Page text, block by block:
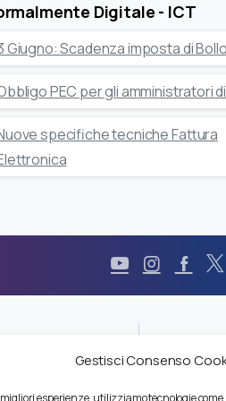
Gestisci Consenso
esperienze, utilizziamo tecnologie
Digitale - ICT
Giugno: Scadenza imposta di Bollo
PEC per gli amministratori
specifiche tecniche Fattura
Pec